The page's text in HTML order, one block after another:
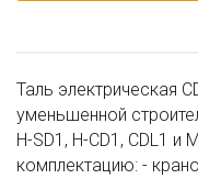
Таль электрическая
уменьшенной
H-SD1, H-CD1, CDL1
комплектацию: -